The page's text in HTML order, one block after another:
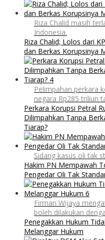
Riza Chalid masih
Indonesia.
Riza Chalid; Lolos dari
dan Berkas Korupsinya
Pelimpahan perkara
negara Rp285 triliun
Perkara Korupsi Petral
Dilimpahkan Tanpa
Tiarap?
Sidang kasus oli tak
Hakim PN Mempawah
Pengedar Oli Tak
Firman Wijaya
boleh dilakukan
Penegakkan Hukum
Melanggar Hukum